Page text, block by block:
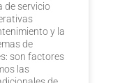
de servicio
y la
de
son factores
las